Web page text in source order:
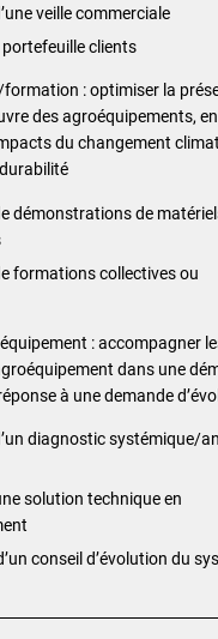
veille commerciale
portefeuille clients
: optimiser la
des agroéquipements,
du changement
démonstrations de
formations collectives ou
: accompagner
dans une
à une demande
diagnostic systémique/
solution technique en
conseil d’évolution du